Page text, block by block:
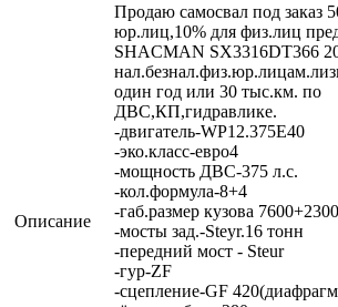
Описание
Продаю самосвал под заказ
юр.лиц,10% для физ.лиц
SHACMAN SX3316DT366
один год или 30 тыс.км. по
ДВС,КП,гидравлике.
-двигатель-WP12.375E40
-эко.класс-евро4
-мощность ДВС-375 л.с.
-кол.формула-8+4
-габ.размер кузова
-мосты зад.-Steyr.16 тонн
-передний мост - Steur
-гур-ZF
-сцепление-GF